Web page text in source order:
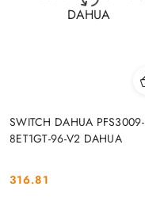
SWITCH DAHUA PFS3009-
8ET1GT-96-V2 DAHUA
Cena:
316.81